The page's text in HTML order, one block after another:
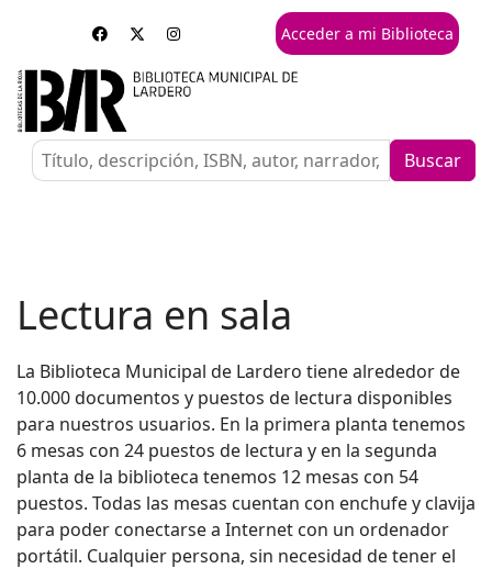
Acceder a mi Biblioteca
Buscar
Lectura en sala
La Biblioteca Municipal de Lardero tiene alrededor de
10.000 documentos y puestos de lectura disponibles
para nuestros usuarios. En la primera planta tenemos
6 mesas con 24 puestos de lectura y en la segunda
planta de la biblioteca tenemos 12 mesas con 54
puestos. Todas las mesas cuentan con enchufe y clavija
para poder conectarse a Internet con un ordenador
portátil. Cualquier persona, sin necesidad de tener el